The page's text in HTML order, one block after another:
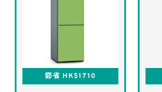
節省 HK$1710